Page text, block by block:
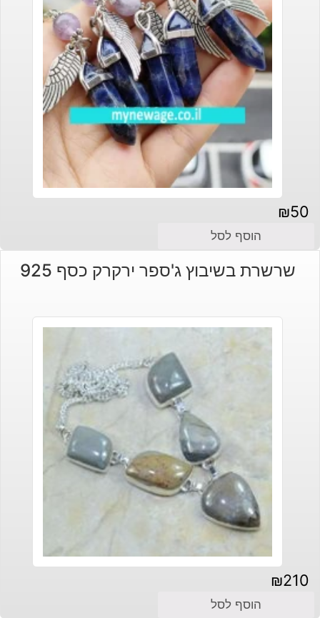
₪50
הוסף לסל
שרשרת בשיבוץ ג'ספר ירקרק כסף 925
₪210
הוסף לסל